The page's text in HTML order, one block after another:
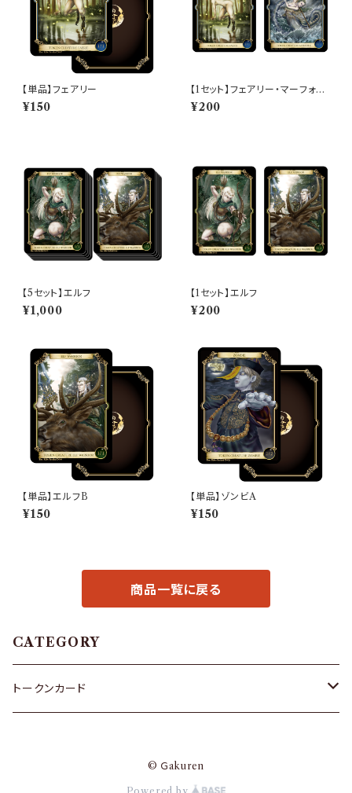
【単品】フェアリー
¥150
【1セット】フェアリー・マーフォー
ク
¥200
【5セット】エルフ
¥1,000
【1セット】エルフ
¥200
【単品】エルフB
¥150
【単品】ゾンビA
¥150
商品一覧に戻る
CATEGORY
トークンカード
© Ｇakuren